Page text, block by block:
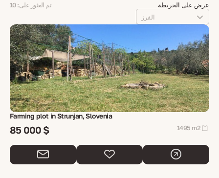
تم العثور على: 10
عرض على الخريطة
الفرز
Farming plot in Strunjan, Slovenia
85 000 $ 1495 m2